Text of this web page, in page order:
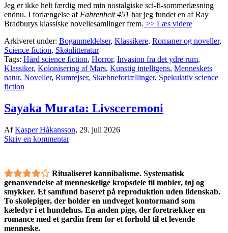
Jeg er ikke helt færdig med min nostalgiske sci-fi-sommerlæsning
endnu. I forlængelse af Fahrenheit 451 har jeg fundet en af Ray
Bradburys klassiske novellesamlinger frem. >> Læs videre
Arkiveret under: Boganmeldelser, Klassikere, Romaner og noveller,
Science fiction, Skønlitteratur
Tags: Hård science fiction, Horror, Invasion fra det ydre rum,
Klassiker, Kolonisering af Mars, Kunstig intelligens, Menneskets
natur, Noveller, Rumrejser, Skæbnefortællinger, Spekulativ science
fiction
Sayaka Murata: Livsceremoni
AfKasper Håkansson, 29. juli 2026
Skriv en kommentar
Ritualiseret kannibalisme. Systematisk
genanvendelse af menneskelige kropsdele til møbler, tøj og
smykker. Et samfund baseret på reproduktion uden lidenskab.
To skolepiger, der holder en undveget kontormand som
kæledyr i et hundehus. En anden pige, der foretrækker en
romance med et gardin frem for et forhold til et levende
menneske.